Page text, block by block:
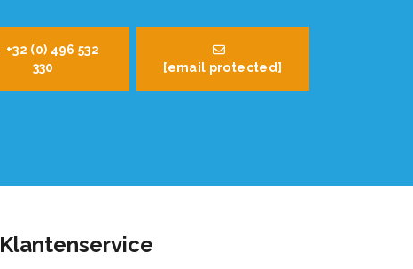
+32 (0) 496 532
330
[email protected]
Klantenservice